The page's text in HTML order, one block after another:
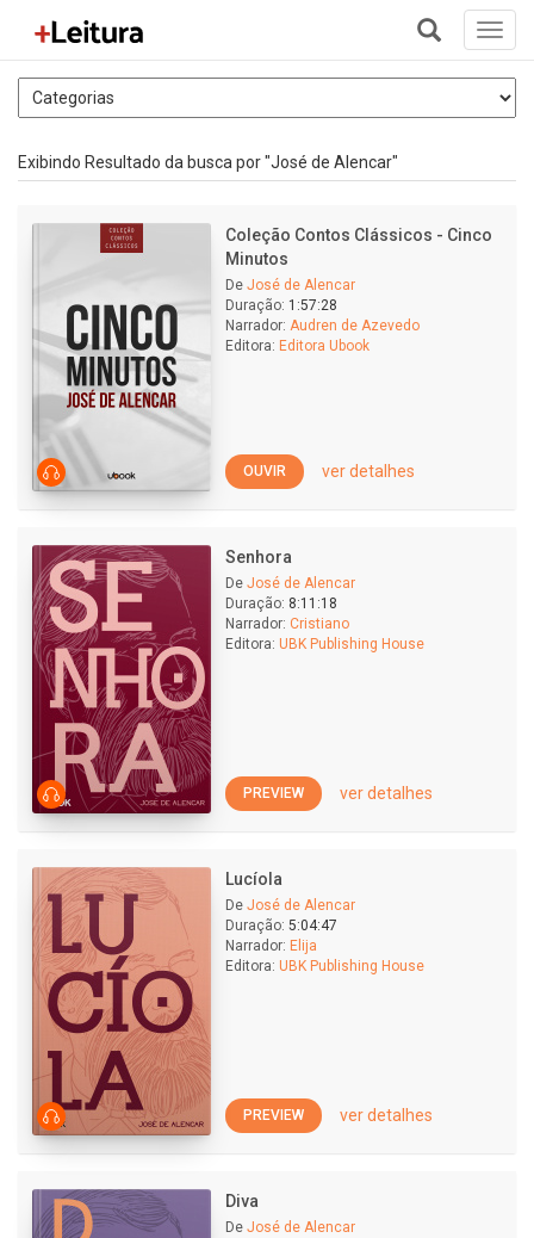
+
Exibindo Resultado da busca por "José de Alencar"
Coleção Contos Clássicos - Cinco
Minutos
De José de Alencar
Duração: 1:57:28
Narrador: Audren de Azevedo
Editora: Editora Ubook
OUVIR ver detalhes
Senhora
De José de Alencar
Duração: 8:11:18
Narrador: Cristiano
Editora: UBK Publishing House
PREVIEW ver detalhes
Lucíola
De José de Alencar
Duração: 5:04:47
Narrador: Elija
Editora: UBK Publishing House
PREVIEW ver detalhes
Diva
De José de Alencar